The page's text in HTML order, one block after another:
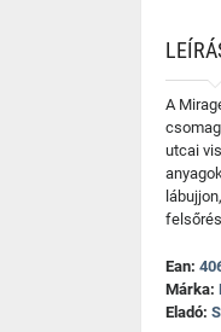
A
utcai
Ean:
Márka:
Eladó: